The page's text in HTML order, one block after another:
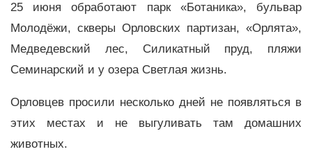
25 июня обработают парк «Ботаника», бульвар
Молодёжи, скверы Орловских партизан, «Орлята»,
Медведевский лес, Силикатный пруд, пляжи
Семинарский и у озера Светлая жизнь.
Орловцев просили несколько дней не появляться в
этих местах и не выгуливать там домашних
животных.